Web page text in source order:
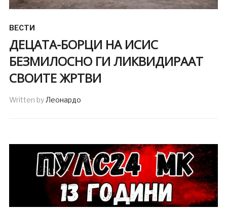
ВЕСТИ
ДЕЦАТА-БОРЦИ НА ИСИС
БЕЗМИЛОСНО ГИ ЛИКВИДИРААТ
СВОИТЕ ЖРТВИ
Written byЛеонардо